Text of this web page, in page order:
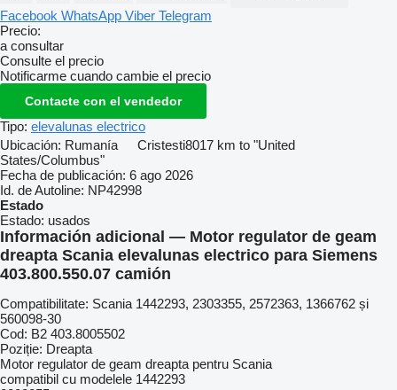
Facebook WhatsApp Viber Telegram
Precio:
a consultar
Consulte el precio
Notificarme cuando cambie el precio
Contacte con el vendedor
Tipo: elevalunas electrico
Ubicación: Rumanía Cristesti8017 km to "United
States/Columbus"
Fecha de publicación: 6 ago 2026
Id. de Autoline: NP42998
Estado
Estado: usados
Información adicional — Motor regulator de geam
dreapta Scania elevalunas electrico para Siemens
403.800.550.07 camión
Compatibilitate: Scania 1442293, 2303355, 2572363, 1366762 și
560098-30
Cod: B2 403.8005502
Poziție: Dreapta
Motor regulator de geam dreapta pentru Scania
compatibil cu modelele 1442293